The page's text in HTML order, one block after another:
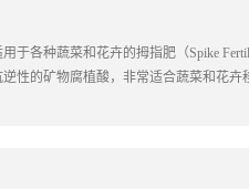
于各种蔬菜和花卉的拇指肥（Spike
性的矿物腐植酸，非常适合蔬菜和花卉